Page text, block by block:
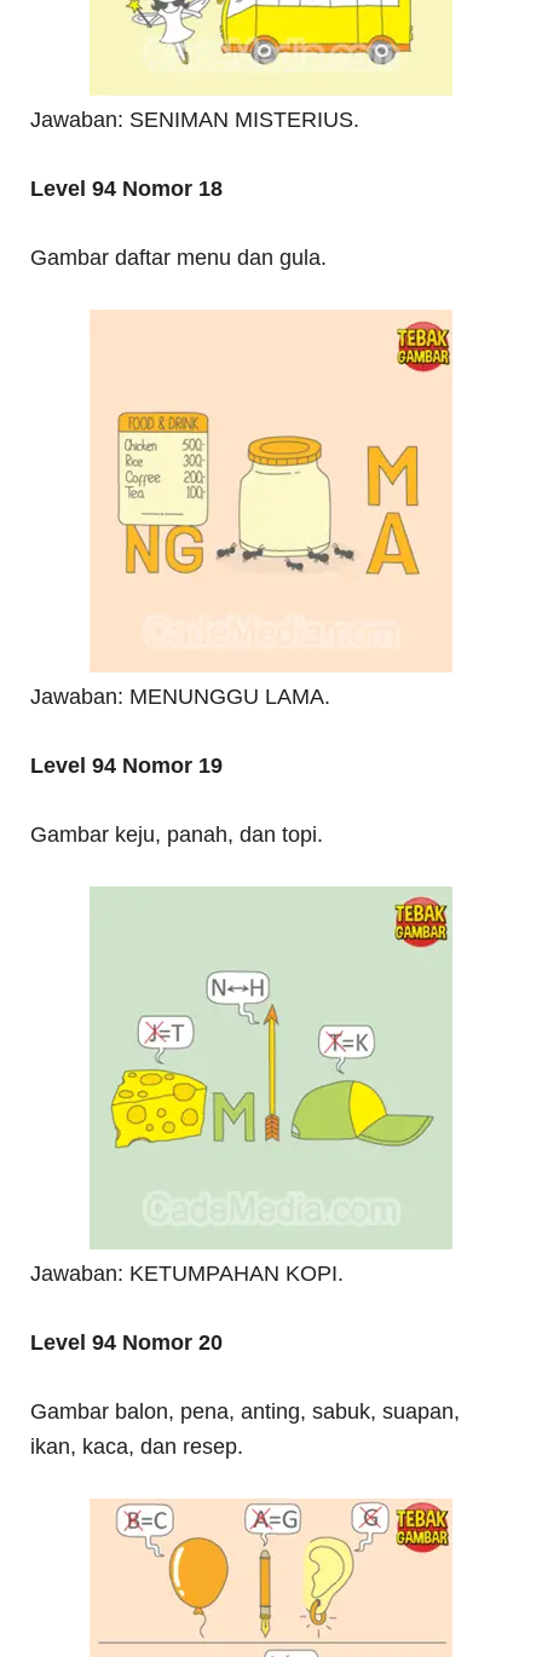
Jawaban: SENIMAN MISTERIUS.
Level 94 Nomor 18
Gambar daftar menu dan gula.
Jawaban: MENUNGGU LAMA.
Level 94 Nomor 19
Gambar keju, panah, dan topi.
Jawaban: KETUMPAHAN KOPI.
Level 94 Nomor 20
Gambar balon, pena, anting, sabuk, suapan,
ikan, kaca, dan resep.